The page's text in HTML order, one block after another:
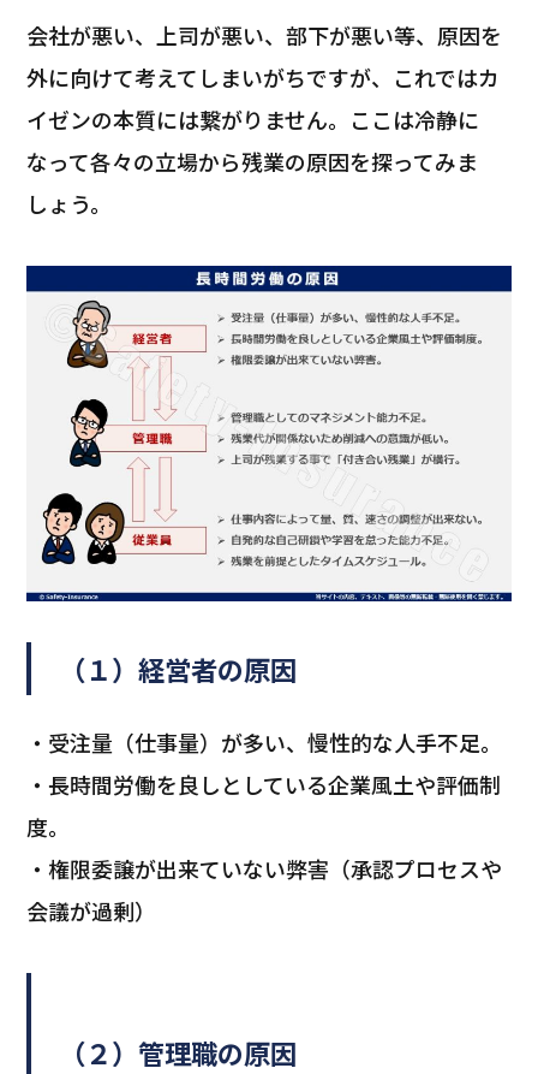
会社が悪い、上司が悪い、部下が悪い等、原因を
外に向けて考えてしまいがちですが、これではカ
イゼンの本質には繋がりません。ここは冷静に
なって各々の立場から残業の原因を探ってみま
しょう。
（１）経営者の原因
・受注量（仕事量）が多い、慢性的な人手不足。
・長時間労働を良しとしている企業風土や評価制
度。
・権限委譲が出来ていない弊害（承認プロセスや
会議が過剰）
（２）管理職の原因